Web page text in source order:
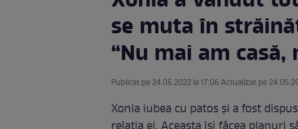
se muta în
“Nu mai am casă,
Publicat pe 24.05.2022 la 17:06 Actualizat pe
Xonia iubea cu patos și a fost